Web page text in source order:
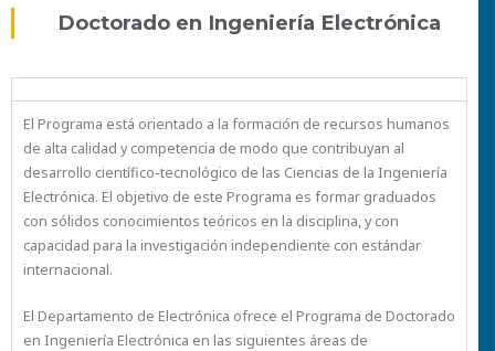
Doctorado en Ingeniería Electrónica
El Programa está orientado a la formación de recursos humanos
de alta calidad y competencia de modo que contribuyan al
desarrollo científico-tecnológico de las Ciencias de la Ingeniería
Electrónica. El objetivo de este Programa es formar graduados
con sólidos conocimientos teóricos en la disciplina, y con
capacidad para la investigación independiente con estándar
internacional.
El Departamento de Electrónica ofrece el Programa de Doctorado
en Ingeniería Electrónica en las siguientes áreas de